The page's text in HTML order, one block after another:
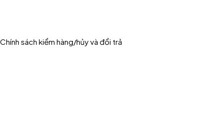
Chính sách kiểm hàng/hủy và đổi trả